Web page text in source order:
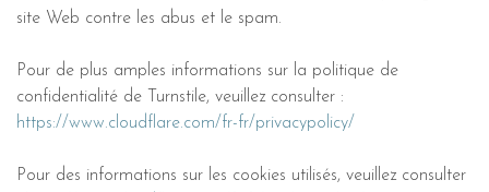
site Web contre les abus et le spam.
Pour de plus amples informations sur la politique de
confidentialité de Turnstile, veuillez consulter :
https://www.cloudflare.com/fr-fr/privacypolicy/
Pour des informations sur les cookies utilisés, veuillez consulter